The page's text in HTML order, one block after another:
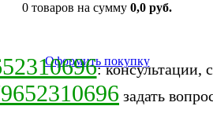
0 товаров на сумму 0,0 руб.
Оформить покупку: консультации,
задать